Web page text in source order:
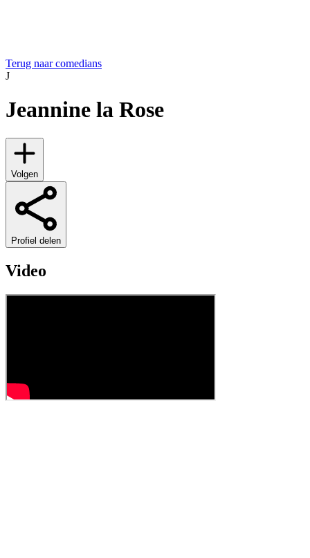
Terug naar comedians
J
Jeannine la Rose
Volgen
Profiel delen
Video